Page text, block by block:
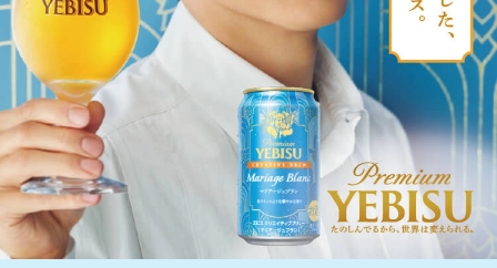
ク
で
サ
イ
ト
内
共
通
CREATIVE BREW
ヱビスのギフト
体験拠点
YEBISU BREWERY TOKYO
YEBISU BAR
絶品ヱビスの店
JP
EN